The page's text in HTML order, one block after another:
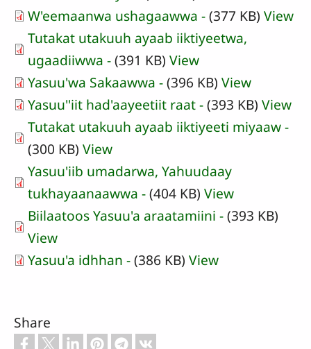
W'eemaanwa ushagaawwa -(377 KB) View
Tutakat utakuuh ayaab iiktiyeetwa,
ugaadiiwwa -(391 KB) View
Yasuu'wa Sakaawwa -(396 KB) View
Yasuu''iit had'aayeetiit raat -(393 KB) View
Tutakat utakuuh ayaab iiktiyeeti miyaaw -
(300 KB) View
Yasuu'iib umadarwa, Yahuudaay
tukhayaanaawwa -(404 KB) View
Biilaatoos Yasuu'a araatamiini -(393 KB)
View
Yasuu'a idhhan -(386 KB) View
Share